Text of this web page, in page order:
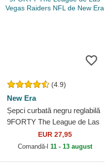
(4.9)
New Era
Șepci curbată negru reglabilă
9FORTY The League de Las
Vegas Raiders NFL de New
Era
EUR 27,95
Comandă-l 11 - 13 august